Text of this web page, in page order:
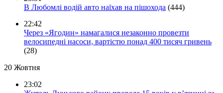
В Любомлі водій авто наїхав на пішохода (444)
22:42
Через «Ягодин» намагалися незаконно провезти
велосипедні насоси, вартістю понад 400 тисяч гривень
(28)
20 Жовтня
23:02